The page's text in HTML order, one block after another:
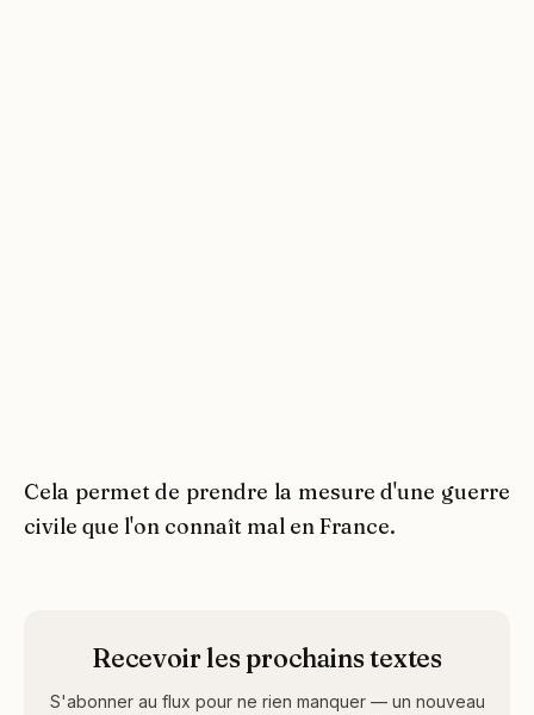
Cela permet de prendre la mesure d'une guerre
civile que l'on connaît mal en France.
Recevoir les prochains textes
S'abonner au flux pour ne rien manquer — un nouveau